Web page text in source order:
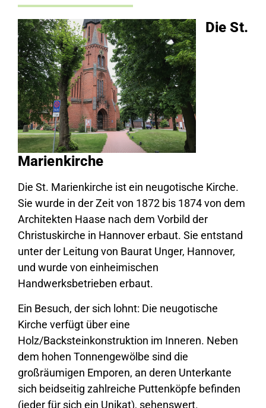
Die St.
Marienkirche
Die St. Marienkirche ist ein neugotische Kirche.
Sie wurde in der Zeit von 1872 bis 1874 von dem
Architekten Haase nach dem Vorbild der
Christuskirche in Hannover erbaut. Sie entstand
unter der Leitung von Baurat Unger, Hannover,
und wurde von einheimischen
Handwerksbetrieben erbaut.
Ein Besuch, der sich lohnt: Die neugotische
Kirche verfügt über eine
Holz/Backsteinkonstruktion im Inneren. Neben
dem hohen Tonnengewölbe sind die
großräumigen Emporen, an deren Unterkante
sich beidseitig zahlreiche Puttenköpfe befinden
(jeder für sich ein Unikat), sehenswert.